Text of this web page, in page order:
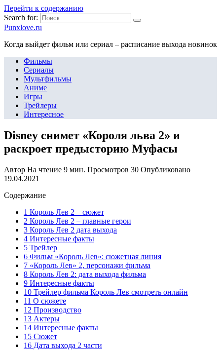
Перейти к содержанию
Search for:
Punxlove.ru
Когда выйдет фильм или сериал – расписание выхода новинок
Фильмы
Сериалы
Мультфильмы
Аниме
Игры
Трейлеры
Интересное
Disney снимет «Короля льва 2» и
раскроет предысторию Муфасы
Автор На чтение 9 мин. Просмотров 30 Опубликовано
19.04.2021
Содержание
1 Король Лев 2 – сюжет
2 Король Лев 2 – главные герои
3 Король Лев 2 дата выхода
4 Интересные факты
5 Трейлер
6 Фильм «Король Лев»: сюжетная линия
7 «Король Лев» 2, персонажи фильма
8 Король Лев 2: дата выхода фильма
9 Интересные факты
10 Трейлер фильма Король Лев смотреть онлайн
11 О сюжете
12 Производство
13 Актеры
14 Интересные факты
15 Сюжет
16 Дата выхода 2 части